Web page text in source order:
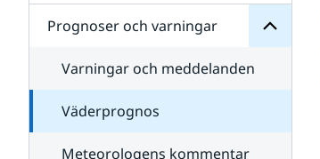
Prognoser och varningar
Varningar och meddelanden
Väderprognos
Meteorologens kommentar